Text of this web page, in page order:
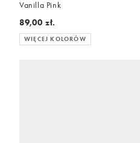
Vanilla Pink
89,00 zł.
WIĘCEJ KOLORÓW